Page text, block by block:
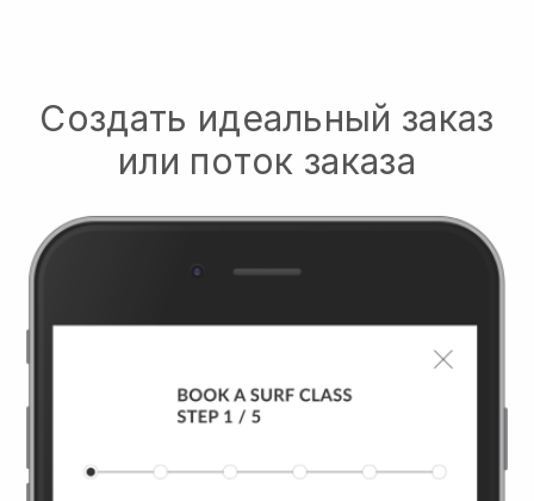
Создать идеальный заказ
или поток заказа